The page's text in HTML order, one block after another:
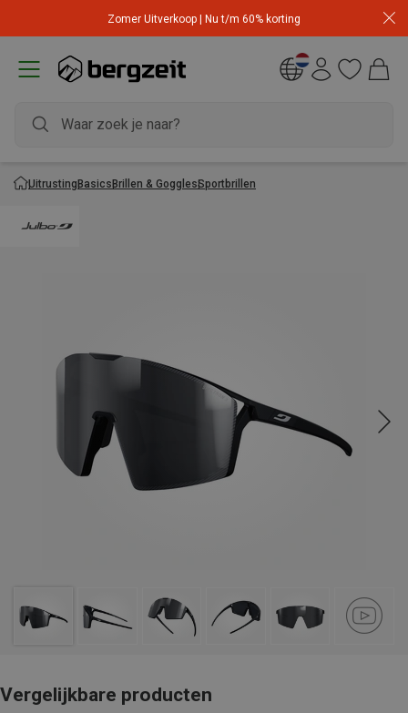
Zomer Uitverkoop | Nu t/m 60% korting
UitrustingBasicsBrillen & GogglesSportbrillen
Vergelijkbare producten